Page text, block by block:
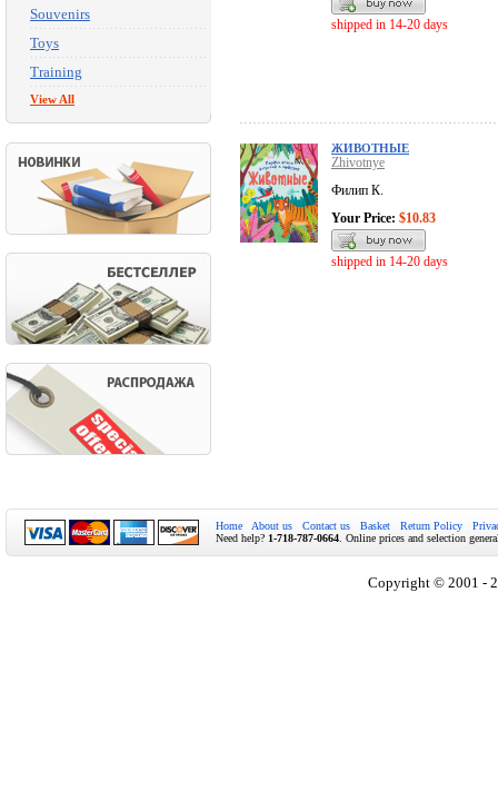
Souvenirs
Toys
Training
View All
shipped in 14-20 days
ЖИВОТНЫЕ
Zhivotnye
Филип К.
Your Price: $10.83
shipped in 14-20 days
Home About us Contact us Basket Return Policy
Need help? 1-718-787-0664 . Online prices and selection
Copyright © 2001 -